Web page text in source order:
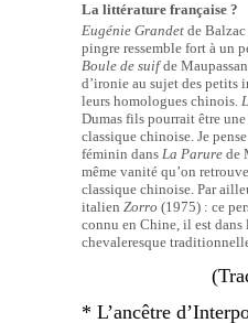
La littérature française ?
Eugénie Grandet de
pingre ressemble fort à un
Boule de suifde
d’ironie au sujet des petits
leurs homologues chinois.
Dumas fils pourrait être
classique chinoise. Je
féminin dans La Parure de
même vanité qu’on
classique chinoise. Par
italien Zorro (1975) : ce
connu en Chine, il est
chevaleresque
* L’ancêtre